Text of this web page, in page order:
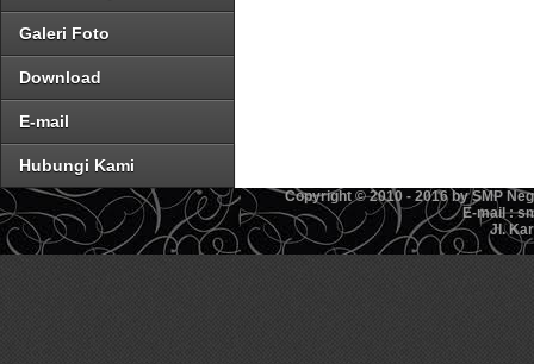
Galeri Foto
Download
E-mail
Hubungi Kami
Copyright © 2010 - 2016 by SMP
E-mail :
Jl.